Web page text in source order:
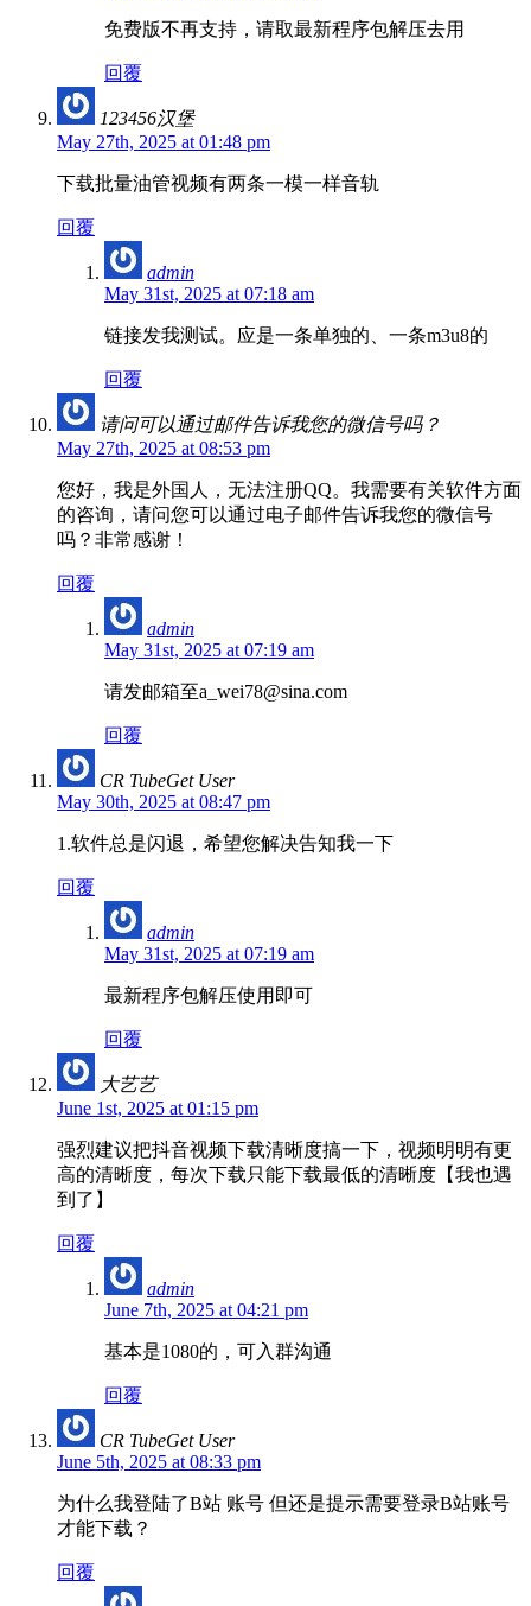
免费版不再支持，请取最新程序包解压去用
回覆
123456汉堡
May 27th, 2025 at 01:48 pm
下载批量油管视频有两条一模一样音轨
回覆
admin
May 31st, 2025 at 07:18 am
链接发我测试。应是一条单独的、一条m3u8的
回覆
请问可以通过邮件告诉我您的微信号吗？
May 27th, 2025 at 08:53 pm
您好，我是外国人，无法注册QQ。我需要有关软件方面
的咨询，请问您可以通过电子邮件告诉我您的微信号
吗？非常感谢！
回覆
admin
May 31st, 2025 at 07:19 am
请发邮箱至a_wei78@sina.com
回覆
CR TubeGet User
May 30th, 2025 at 08:47 pm
1.软件总是闪退，希望您解决告知我一下
回覆
admin
May 31st, 2025 at 07:19 am
最新程序包解压使用即可
回覆
大艺艺
June 1st, 2025 at 01:15 pm
强烈建议把抖音视频下载清晰度搞一下，视频明明有更
高的清晰度，每次下载只能下载最低的清晰度【我也遇
到了】
回覆
admin
June 7th, 2025 at 04:21 pm
基本是1080的，可入群沟通
回覆
CR TubeGet User
June 5th, 2025 at 08:33 pm
为什么我登陆了B站 账号 但还是提示需要登录B站账号
才能下载？
回覆